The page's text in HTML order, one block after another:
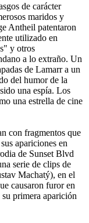
de carácter
maridos y
Antheil patentaron
utilizado en
y otros
a lo extraño. Un
de Lamarr a un
del humor de la
una espía. Los
una estrella de cine
con fragmentos que
apariciones en
de Sunset Blvd
serie de clips de
Machatý), en el
causaron furor en
primera aparición